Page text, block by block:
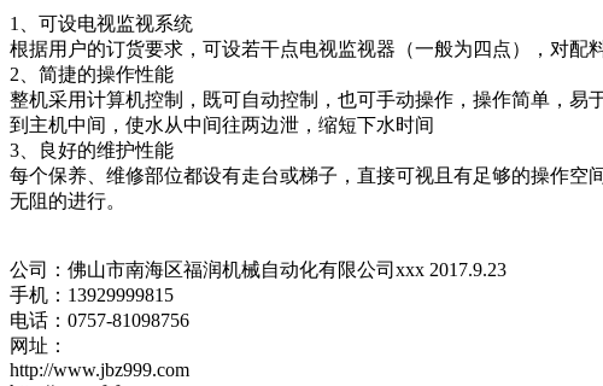
1、可设电视监视系统
根据用户的订货要求，可设若干点电视监视器（一般为四点），对配
2、简捷的操作性能
整机采用计算机控制，既可自动控制，也可手动操作，操作简单，
到主机中间，使水从中间往两边泄，缩短下水时间
3、良好的维护性能
每个保养、维修部位都设有走台或梯子，直接可视且有足够的操作
无阻的进行。
公司：佛山市南海区福润机械自动化有限公司xxx 2017.9.23
手机：13929999815
电话：0757-81098756
网址：
http://www.jbz999.com